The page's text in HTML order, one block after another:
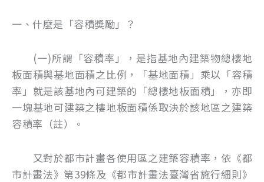
一、什麼是「容積獎勵」？
(一)所謂「容積率」，是指基地內建築物總樓地
板面積與基地面積之比例，「基地面積」乘以「容積
率」就是該基地內可建築的「總樓地板面積」，亦即
一塊基地可建築之樓地板面積係取決於該地區之建築
容積率（註）。
又對於都市計畫各使用區之建築容積率，依《都
市計畫法》第39條及《都市計畫法臺灣省施行細則》